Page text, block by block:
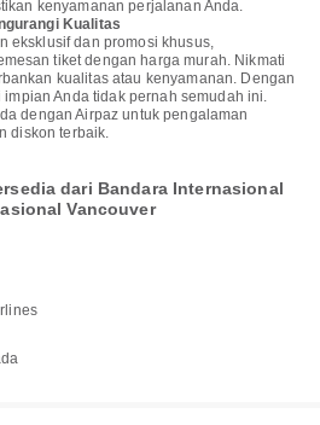
kenyamanan perjalanan Anda.
Kualitas
eksklusif dan promosi khusus,
tiket dengan harga murah. Nikmati
kualitas atau kenyamanan. Dengan
Anda tidak pernah semudah ini.
dengan Airpaz untuk pengalaman
diskon terbaik.
dari Bandara Internasional
Vancouver